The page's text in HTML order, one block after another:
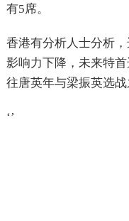
有5席。
香港有分析人士分析
影响力下降，未来特
往唐英年与梁振英选战
‘’